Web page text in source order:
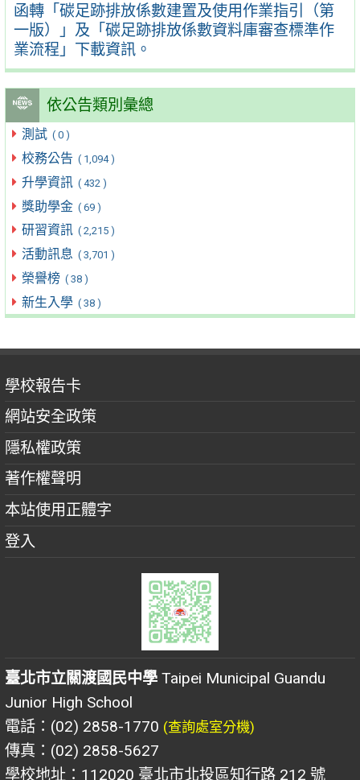
函轉「碳足跡排放係數建置及使用作業指引（第
一版）」及「碳足跡排放係數資料庫審查標準作
業流程」下載資訊。
依公告類別彙總
測試 ( 0 )
校務公告 ( 1,094 )
升學資訊 ( 432 )
獎助學金 ( 69 )
研習資訊 ( 2,215 )
活動訊息 ( 3,701 )
榮譽榜 ( 38 )
新生入學 ( 38 )
學校報告卡
網站安全政策
隱私權政策
著作權聲明
本站使用正體字
登入
臺北市立關渡國民中學 Taipei Municipal Guandu
Junior High School
電話：(02) 2858-1770 (查詢處室分機)
傳真：(02) 2858-5627
學校地址：112020 臺北市北投區知行路 212 號